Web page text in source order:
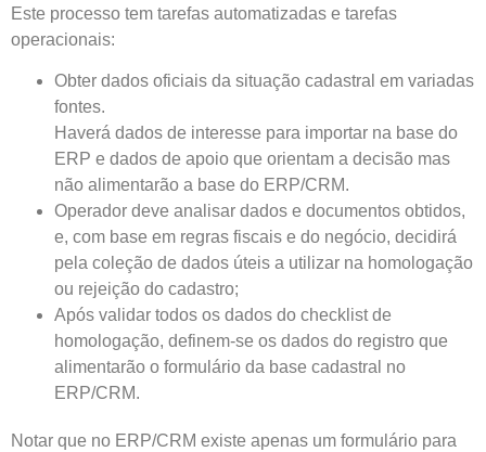
Este processo tem tarefas automatizadas e tarefas
operacionais:
Obter dados oficiais da situação cadastral em variadas
fontes.
Haverá dados de interesse para importar na base do
ERP e dados de apoio que orientam a decisão mas
não alimentarão a base do ERP/CRM.
Operador deve analisar dados e documentos obtidos,
e, com base em regras fiscais e do negócio, decidirá
pela coleção de dados úteis a utilizar na homologação
ou rejeição do cadastro;
Após validar todos os dados do checklist de
homologação, definem-se os dados do registro que
alimentarão o formulário da base cadastral no
ERP/CRM.
Notar que no ERP/CRM existe apenas um formulário para